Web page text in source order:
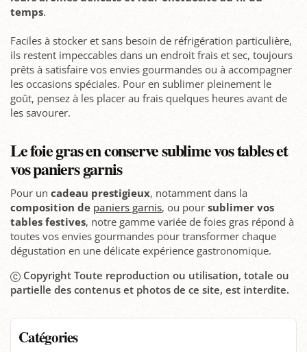
Catégories
temps.
Faciles à stocker et sans besoin de réfrigération particulière,
ils restent impeccables dans un endroit frais et sec, toujours
prêts à satisfaire vos envies gourmandes ou à accompagner
les occasions spéciales. Pour en sublimer pleinement le
goût, pensez à les placer au frais quelques heures avant de
les savourer.
Le foie gras en conserve sublime vos tables et
vos paniers garnis
Pour un cadeau prestigieux, notamment dans la
composition de paniers garnis, ou pour sublimer vos
tables festives, notre gamme variée de foies gras répond à
toutes vos envies gourmandes pour transformer chaque
dégustation en une délicate expérience gastronomique.
Copyright Toute reproduction ou utilisation, totale ou
partielle des contenus et photos de ce site, est interdite.